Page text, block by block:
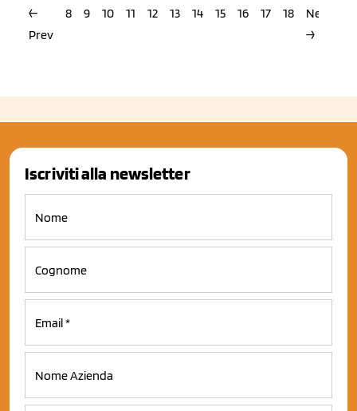
←
Prev
8 9 10 11 12 13 14 15 16 17 18
Next
→
Iscriviti alla newsletter